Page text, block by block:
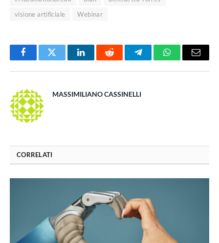
visione artificiale
Webinar
FacebookTwitter LinkedInReddit TelegramWhatsAppEmail
MASSIMILIANO CASSINELLI
CORRELATI